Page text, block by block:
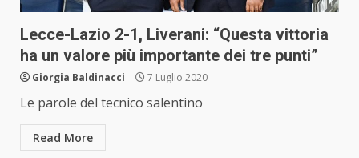
Lecce-Lazio 2-1, Liverani: “Questa vittoria
ha un valore più importante dei tre punti”
Giorgia Baldinacci 7 Luglio 2020
Le parole del tecnico salentino
Read More